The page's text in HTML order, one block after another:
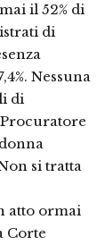
il 52% di
di
Nessuna
di
si tratta
atto ormai
Corte